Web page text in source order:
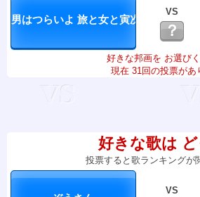
VS
？
好きな邦画を お選びく
現在 31回の投票があ
好きな歌は ど
投票すると歌ランキングが
VS